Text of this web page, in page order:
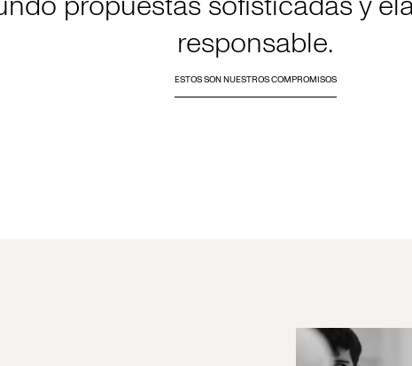
responsable.
ESTOS SON NUESTROS COMPROMISOS